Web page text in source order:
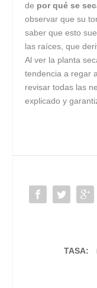
de por qué se
observar que su
saber que esto
las raíces, que
Al ver la planta
tendencia a regar
revisar todas las
explicado y
TASA: